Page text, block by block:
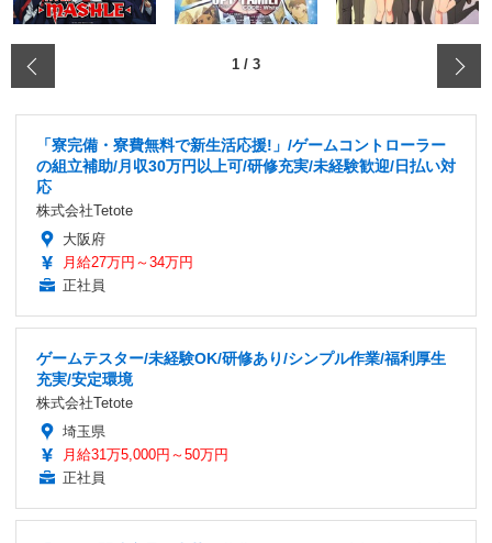
1 / 3
「寮完備・寮費無料で新生活応援!」/ゲームコントローラー
の組立補助/月収30万円以上可/研修充実/未経験歓迎/日払い対
応
株式会社Tetote
大阪府
月給27万円～34万円
正社員
ゲームテスター/未経験OK/研修あり/シンプル作業/福利厚生
充実/安定環境
株式会社Tetote
埼玉県
月給31万5,000円～50万円
正社員